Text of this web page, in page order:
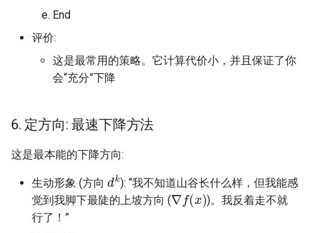
End
评价:
这是最常用的策略。它计算代价小，并且保证了你
会“充分”下降
6. 定方向: 最速下降方法
这是最本能的下降方向:
生动形象 (方向
dk
): “我不知道山谷长什么样，但我能感
觉到我脚下最陡的上坡方向 (
∇f(x)
)。我反着走不就
行了！”